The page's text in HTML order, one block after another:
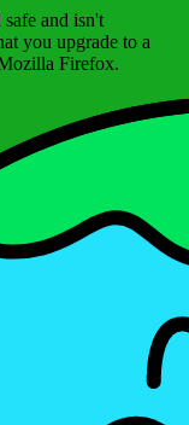
and isn't
you upgrade to a
Firefox.